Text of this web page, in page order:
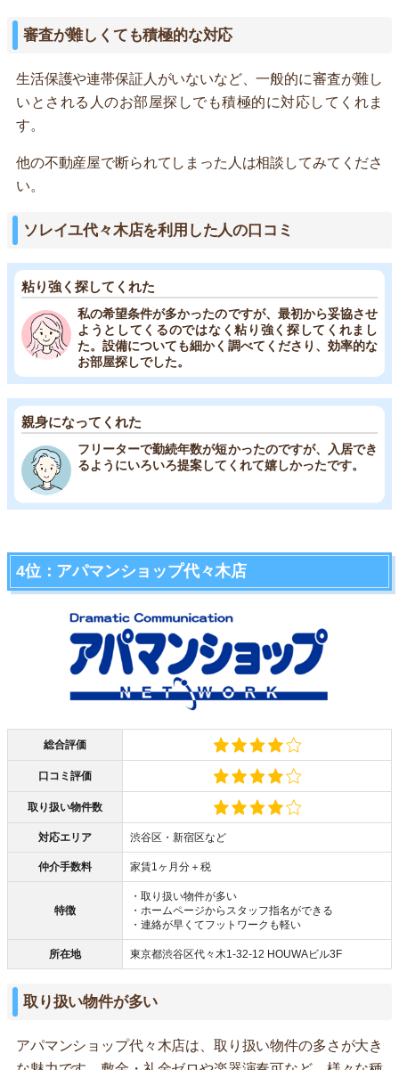
審査が難しくても積極的な対応
生活保護や連帯保証人がいないなど、一般的に審査が難し
いとされる人のお部屋探しでも積極的に対応してくれま
す。
他の不動産屋で断られてしまった人は相談してみてくださ
い。
ソレイユ代々木店を利用した人の口コミ
粘り強く探してくれた
私の希望条件が多かったのですが、最初から妥協させ
ようとしてくるのではなく粘り強く探してくれまし
た。設備についても細かく調べてくださり、効率的な
お部屋探しでした。
親身になってくれた
フリーターで勤続年数が短かったのですが、入居でき
るようにいろいろ提案してくれて嬉しかったです。
4位：アパマンショップ代々木店
総合評価
口コミ評価
取り扱い物件数
対応エリア 渋谷区・新宿区など
仲介手数料 家賃1ヶ月分＋税
特徴
・取り扱い物件が多い
・ホームページからスタッフ指名ができる
・連絡が早くてフットワークも軽い
所在地 東京都渋谷区代々木1-32-12 HOUWAビル3F
取り扱い物件が多い
アパマンショップ代々木店は、取り扱い物件の多さが大き